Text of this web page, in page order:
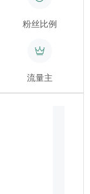
粉丝比例
流量主